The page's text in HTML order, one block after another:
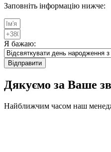
Заповніть інформацію нижче:
Я бажаю:
Відправити
Дякуємо за Ваше
Найближчим часом наш